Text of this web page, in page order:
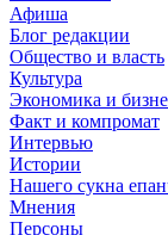
Афиша
Блог редакции
Общество и власть
Культура
Экономика и
Факт и компромат
Интервью
Истории
Нашего сукна
Мнения
Персоны